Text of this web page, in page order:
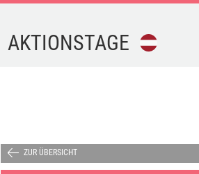
AKTIONSTAGE
AKTIONSTAGE
ZUR ÜBERSICHT